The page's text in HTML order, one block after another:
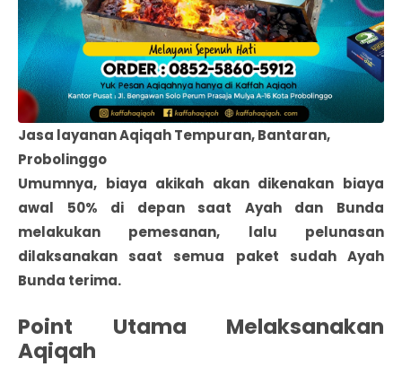
Jasa layanan Aqiqah Tempuran, Bantaran,
Probolinggo
Umumnya, biaya akikah akan dikenakan biaya
awal 50% di depan saat Ayah dan Bunda
melakukan pemesanan, lalu pelunasan
dilaksanakan saat semua paket sudah Ayah
Bunda terima.
Point Utama Melaksanakan
Aqiqah